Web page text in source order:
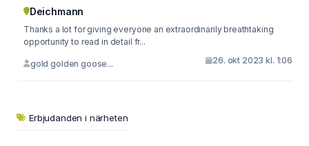
Deichmann
Thanks a lot for giving everyone an extraordinarily breathtaking
opportunity to read in detail fr...
gold golden goose... 26. okt 2023 kl. 1:06
Erbjudanden i närheten